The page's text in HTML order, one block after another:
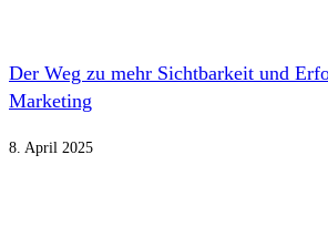
Der Weg zu mehr Sichtbarkeit und
Marketing
8. April 2025